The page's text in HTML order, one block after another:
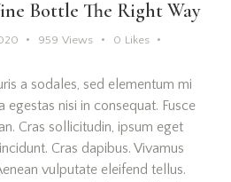
Bottle The Right Way
959 Views 0 Likes
a sodales, sed elementum mi
egestas nisi in consequat. Fusce
Cras sollicitudin, ipsum eget
Cras dapibus. Vivamus
vulputate eleifend tellus.